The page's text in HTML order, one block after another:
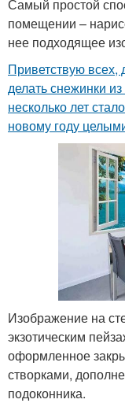
Самый простой
помещении –
нее подходящее
Приветствую
делать снежинки
несколько лет
новому году
Изображение на
экзотическим
оформленное
створками,
подоконника.